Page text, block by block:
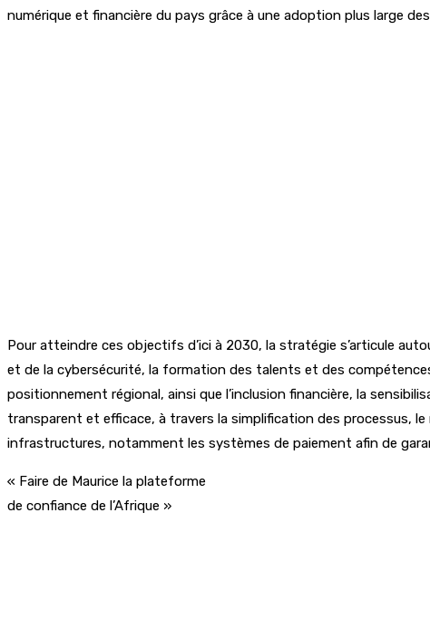
numérique et financière du pays grâce à une adoption plus large
Pour atteindre ces objectifs d’ici à 2030, la stratégie s’articule
et de la cybersécurité, la formation des talents et des
positionnement régional, ainsi que l’inclusion financière, la
transparent et efficace, à travers la simplification des processus,
infrastructures, notamment les systèmes de paiement afin de
« Faire de Maurice la plateforme
de confiance de l’Afrique »